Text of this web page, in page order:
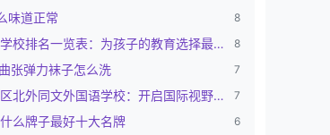
味道正常 8
北京国际学校排名一览表：为孩子的教育选择最佳路径 8
张弹力袜子怎么洗 7
北京朝阳区北外同文外国语学校：开启国际视野的摇篮 7
么牌子最好十大名牌 6